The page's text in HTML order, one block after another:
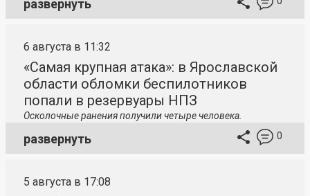
развернуть
6 августа в 11:32
«Самая крупная атака»: в Ярославской
области обломки беспилотников
попали в резервуары НПЗ
Осколочные ранения получили четыре человека.
развернуть 0
5 августа в 17:08